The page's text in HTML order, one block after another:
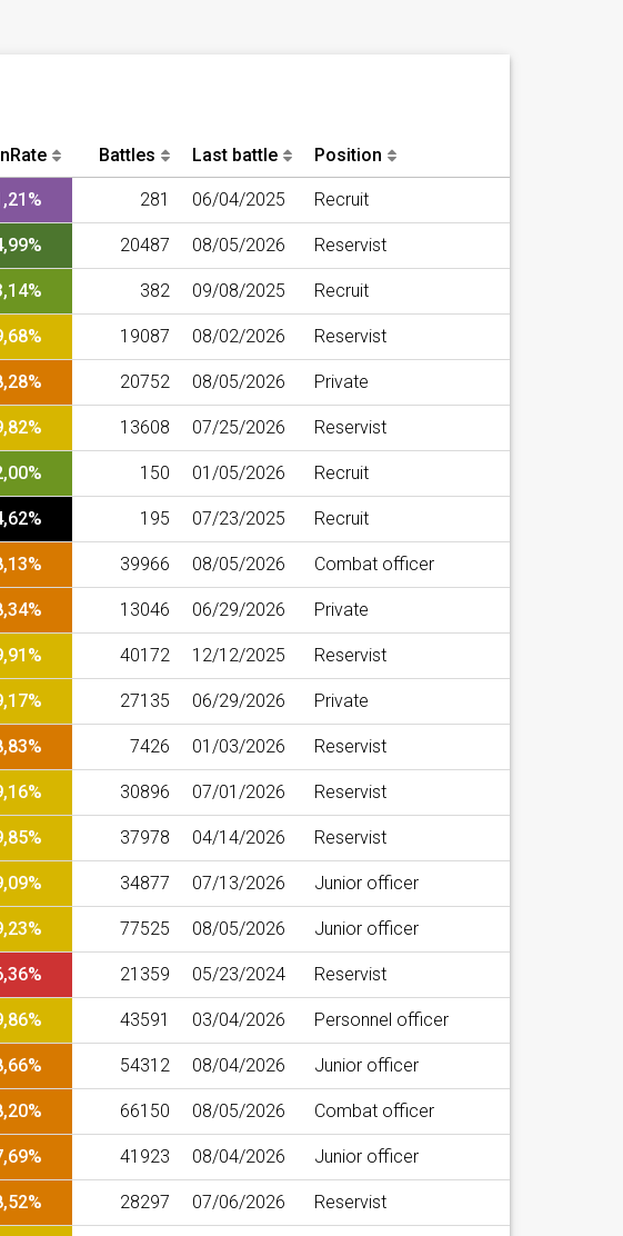
Battles Last battle Position
281 06/04/2025 Recruit
20487 08/05/2026 Reservist
382 09/08/2025 Recruit
19087 08/02/2026 Reservist
20752 08/05/2026 Private
13608 07/25/2026 Reservist
150 01/05/2026 Recruit
195 07/23/2025 Recruit
39966 08/05/2026 Combat officer
13046 06/29/2026 Private
40172 12/12/2025 Reservist
27135 06/29/2026 Private
7426 01/03/2026 Reservist
30896 07/01/2026 Reservist
37978 04/14/2026 Reservist
34877 07/13/2026 Junior officer
77525 08/05/2026 Junior officer
21359 05/23/2024 Reservist
43591 03/04/2026 Personnel officer
54312 08/04/2026 Junior officer
66150 08/05/2026 Combat officer
41923 08/04/2026 Junior officer
28297 07/06/2026 Reservist